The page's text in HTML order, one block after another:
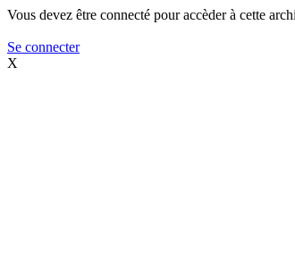
Vous devez être connecté pour accèder à cette
Se connecter
X